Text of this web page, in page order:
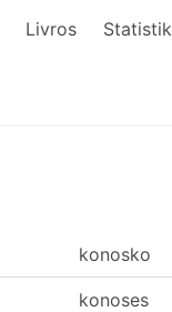
Livros
konosko
konoses